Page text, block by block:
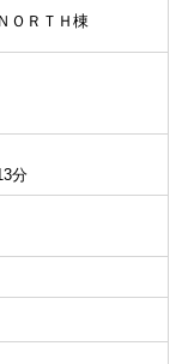
ＯＲＴＨ棟
分